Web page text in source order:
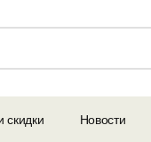
скидки Новости